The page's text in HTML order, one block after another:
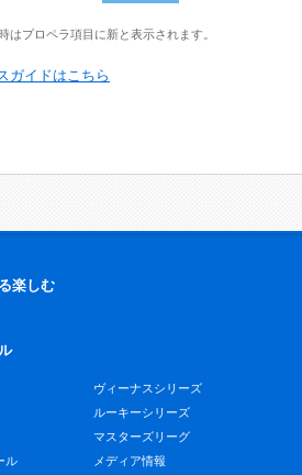
はプロペラ項目に新と表示されます。
ガイドはこちら
楽しむ
ル
ヴィーナスシリーズ
ルーキーシリーズ
マスターズリーグ
メディア情報